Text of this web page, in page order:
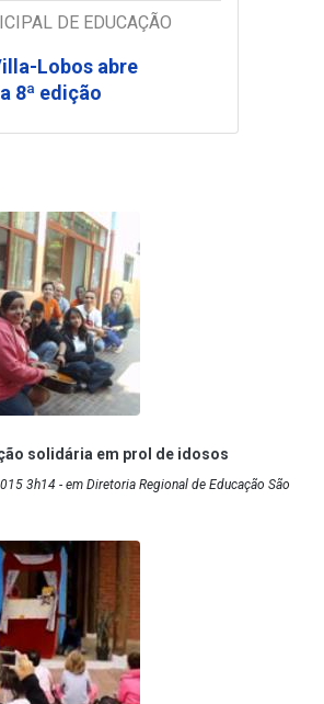
DE EDUCAÇÃO
Lobos abre
8ª edição
solidária em prol de idosos
3h14 - em Diretoria Regional de Educação São